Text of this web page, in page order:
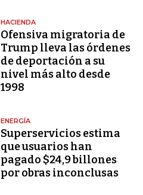
HACIENDA
Ofensiva migratoria de
Trump lleva las órdenes
de deportación a su
nivel más alto desde
1998
ENERGÍA
Superservicios estima
que usuarios han
pagado $24,9 billones
por obras inconclusas